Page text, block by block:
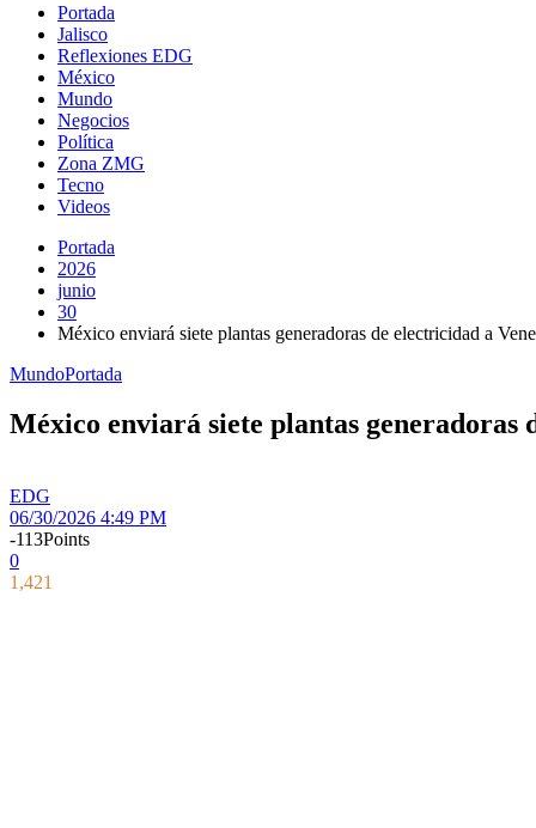
Portada
Jalisco
Reflexiones EDG
México
Mundo
Negocios
Política
Zona ZMG
Tecno
Videos
Portada
2026
junio
30
México enviará siete plantas generadoras de electricidad a
MundoPortada
México enviará siete plantas generadoras
EDG
06/30/2026 4:49 PM
-113Points
0
1,421